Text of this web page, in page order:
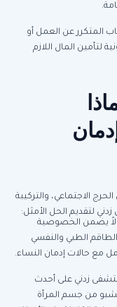
المتكرر عن العمل أو
لتأمين المال اللازم
الاجتماعي، والتركيبة
لتقديم الحل الأمثل:
يضمن الخصوصية
الطبي والنفسي
مع حالات إدمان النساء.
زدني على أحدث
من جسم المرأة